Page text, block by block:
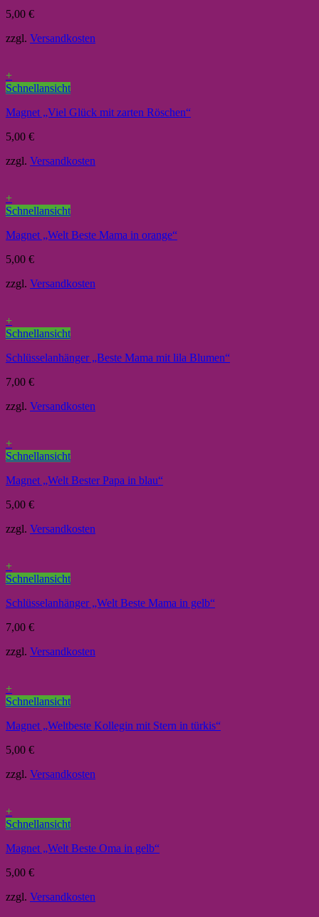
5,00 €
zzgl. Versandkosten
+
Schnellansicht
Magnet „Viel Glück mit zarten Röschen“
5,00 €
zzgl. Versandkosten
+
Schnellansicht
Magnet „Welt Beste Mama in orange“
5,00 €
zzgl. Versandkosten
+
Schnellansicht
Schlüsselanhänger „Beste Mama mit lila Blumen“
7,00 €
zzgl. Versandkosten
+
Schnellansicht
Magnet „Welt Bester Papa in blau“
5,00 €
zzgl. Versandkosten
+
Schnellansicht
Schlüsselanhänger „Welt Beste Mama in gelb“
7,00 €
zzgl. Versandkosten
+
Schnellansicht
Magnet „Weltbeste Kollegin mit Stern in türkis“
5,00 €
zzgl. Versandkosten
+
Schnellansicht
Magnet „Welt Beste Oma in gelb“
5,00 €
zzgl. Versandkosten